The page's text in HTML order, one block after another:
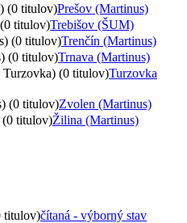
(0 titulov)Prešov (Martinus)
titulov)Trebišov (ŠUM)
(0 titulov)Trenčín (Martinus)
(0 titulov)Trnava (Martinus)
(0 titulov)Turzovka
(0 titulov)Zvolen (Martinus)
titulov)Žilina (Martinus)
titulov)čítaná - výborný stav